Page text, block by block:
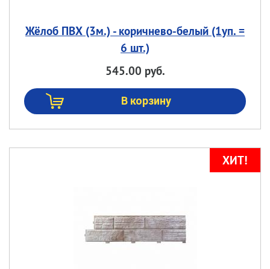
Жёлоб ПВХ (3м.) - коричнево-белый (1уп. =
6 шт.)
545.00 руб.